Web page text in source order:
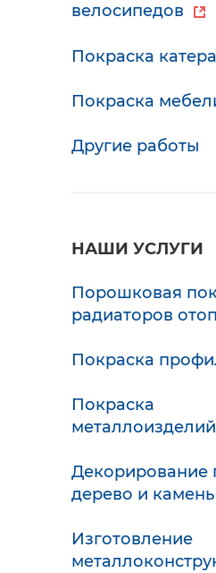
велосипедов
Покраска
Покраска
Другие работы
НАШИ УСЛУГИ
Порошковая
радиаторов
Покраска
Покраска
металлоизделий
Декорирование
дерево и камень
Изготовление